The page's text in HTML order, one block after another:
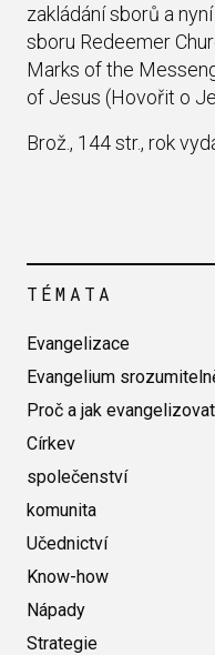
zakládání sborů a
sboru Redeemer
Marks of the
of Jesus (Hovořit o
Brož., 144 str., rok
TÉMATA
Evangelizace
Evangelium
Proč a jak evangelizovat
Církev
společenství
komunita
Učednictví
Know-how
Nápady
Strategie